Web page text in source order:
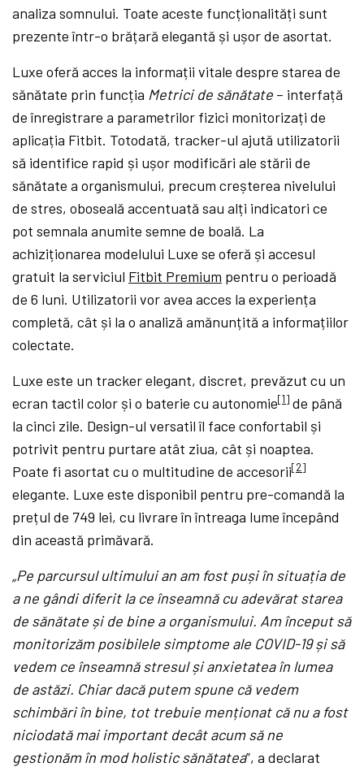
analiza somnului. Toate aceste funcționalități sunt
prezente într-o brățară elegantă și ușor de asortat.
Luxe oferă acces la informații vitale despre starea de
sănătate prin funcția Metrici de sănătate – interfață
de înregistrare a parametrilor fizici monitorizați de
aplicația Fitbit. Totodată, tracker-ul ajută utilizatorii
să identifice rapid și ușor modificări ale stării de
sănătate a organismului, precum creșterea nivelului
de stres, oboseală accentuată sau alți indicatori ce
pot semnala anumite semne de boală. La
achiziționarea modelului Luxe se oferă și accesul
gratuit la serviciul Fitbit Premium pentru o perioadă
de 6 luni. Utilizatorii vor avea acces la experiența
completă, cât și la o analiză amănunțită a informațiilor
colectate.
Luxe este un tracker elegant, discret, prevăzut cu un
ecran tactil color și o baterie cu autonomie[1] de până
la cinci zile. Design-ul versatil îl face confortabil și
potrivit pentru purtare atât ziua, cât și noaptea.
Poate fi asortat cu o multitudine de accesorii[2]
elegante. Luxe este disponibil pentru pre-comandă la
prețul de 749 lei, cu livrare în întreaga lume începând
din această primăvară.
„Pe parcursul ultimului an am fost puși în situația de
a ne gândi diferit la ce înseamnă cu adevărat starea
de sănătate și de bine a organismului. Am început să
monitorizăm posibilele simptome ale COVID-19 și să
vedem ce înseamnă stresul și anxietatea în lumea
de astăzi. Chiar dacă putem spune că vedem
schimbări în bine, tot trebuie menționat că nu a fost
niciodată mai important decât acum să ne
gestionăm în mod holistic sănătatea”, a declarat